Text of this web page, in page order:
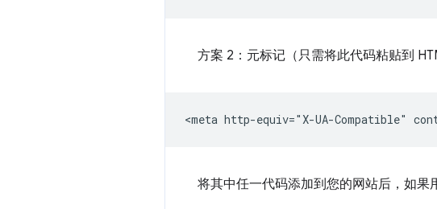
方案 2：元标记（只需将此代码粘贴到
将其中任一代码添加到您的网站后，如果